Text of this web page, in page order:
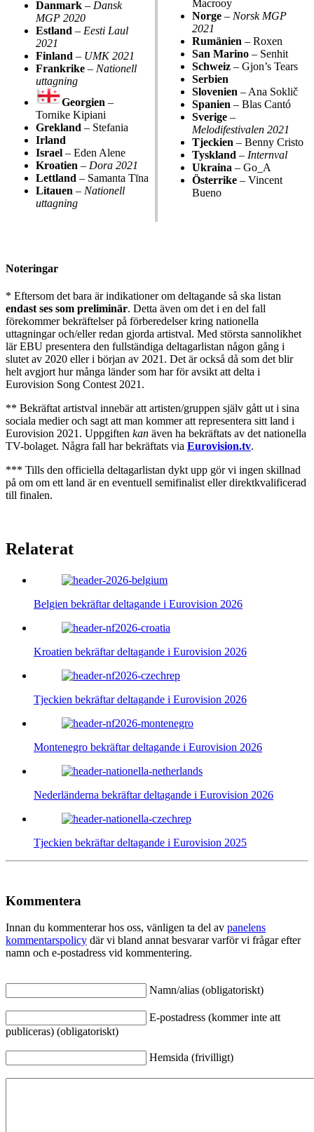
Danmark – Dansk
MGP 2020
Estland – Eesti Laul
2021
Finland – UMK 2021
Frankrike – Nationell
uttagning
Georgien –
Tornike Kipiani
Grekland – Stefania
Irland
Israel – Eden Alene
Kroatien – Dora 2021
Lettland – Samanta Tīna
Litauen – Nationell
uttagning
Macrooy
Norge – Norsk MGP
2021
Rumänien – Roxen
San Marino – Senhit
Schweiz – Gjon’s Tears
Serbien
Slovenien – Ana Soklič
Spanien – Blas Cantó
Sverige –
Melodifestivalen 2021
Tjeckien – Benny Cristo
Tyskland – Internval
Ukraina – Go_A
Österrike – Vincent
Bueno
Noteringar
* Eftersom det bara är indikationer om deltagande så ska listan
endast ses som preliminär. Detta även om det i en del fall
förekommer bekräftelser på förberedelser kring nationella
uttagningar och/eller redan gjorda artistval. Med största sannolikhet
lär EBU presentera den fullständiga deltagarlistan någon gång i
slutet av 2020 eller i början av 2021. Det är också då som det blir
helt avgjort hur många länder som har för avsikt att delta i
Eurovision Song Contest 2021.
** Bekräftat artistval innebär att artisten/gruppen själv gått ut i sina
sociala medier och sagt att man kommer att representera sitt land i
Eurovision 2021. Uppgiften kan även ha bekräftats av det nationella
TV-bolaget. Några fall har bekräftats via Eurovision.tv.
*** Tills den officiella deltagarlistan dykt upp gör vi ingen skillnad
på om om ett land är en eventuell semifinalist eller direktkvalificerad
till finalen.
Relaterat
Belgien bekräftar deltagande i Eurovision 2026
Kroatien bekräftar deltagande i Eurovision 2026
Tjeckien bekräftar deltagande i Eurovision 2026
Montenegro bekräftar deltagande i Eurovision 2026
Nederländerna bekräftar deltagande i Eurovision 2026
Tjeckien bekräftar deltagande i Eurovision 2025
Kommentera
Innan du kommenterar hos oss, vänligen ta del av panelens
kommentarspolicy där vi bland annat besvarar varför vi frågar efter
namn och e-postadress vid kommentering.
Namn/alias (obligatoriskt)
E-postadress (kommer inte att
publiceras) (obligatoriskt)
Hemsida (frivilligt)